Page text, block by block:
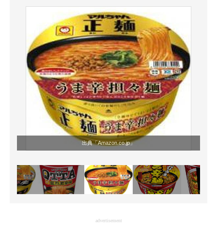
出典「Amazon.co.jp」
advertisement